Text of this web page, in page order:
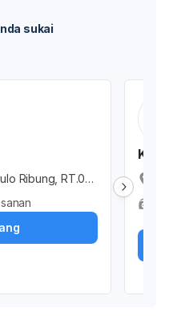
sukai
Ribung, RT.00
Bekasi, Jawa